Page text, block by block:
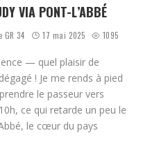
VIA PONT-L’ABBÉ
GR 34 17 mai 2025 1095
— quel plaisir de
! Je me rends à pied
le passeur vers
ce qui retarde un peu le
le cœur du pays